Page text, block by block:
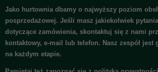
Jako hurtownia dbamy o najwyższy poziom
posprzedażowej. Jeśli masz jakiekolwiek
dotyczące zamówienia, skontaktuj się z nami
kontaktowy, e-mail lub telefon. Nasz zespół jest
na każdym etapie.